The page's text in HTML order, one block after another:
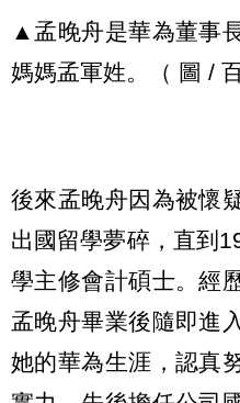
▲孟晚舟是華為董事
媽媽孟軍姓。（ 圖 /
後來孟晚舟因為被懷
出國留學夢碎，直到
學主修會計碩士。經
孟晚舟畢業後隨即進
她的華為生涯，認真